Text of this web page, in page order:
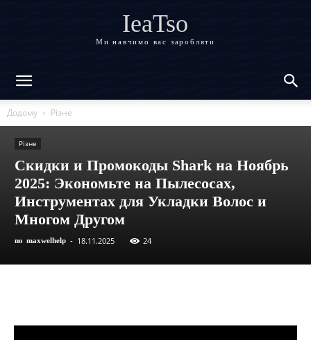
IeaTso
Ми навчимо вас заробляти
Додому Різне
Різне
Скидки и Промокоды Shark на Ноябрь
2025: Экономьте на Пылесосах,
Инструментах для Укладки Волос и
Многом Другом
по maxwelhelp - 18.11.2025 24